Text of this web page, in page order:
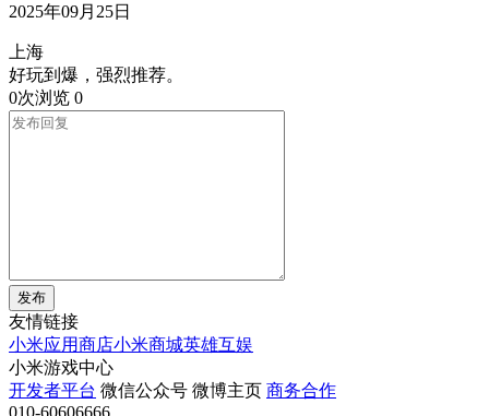
2025年09月25日
上海
好玩到爆，强烈推荐。
0次浏览 0
发布
友情链接
小米应用商店小米商城英雄互娱
小米游戏中心
开发者平台 微信公众号 微博主页 商务合作
010-60606666